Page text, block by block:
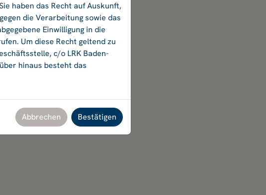
haben das Recht auf Auskunft,
die Verarbeitung sowie das
Einwilligung in die
Um diese Recht geltend zu
c/o LRK Baden-
hinaus besteht das
Abbrechen Bestätigen